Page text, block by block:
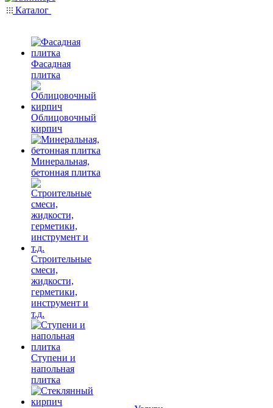
Каталог
Фасадная
плитка
Облицовочный
кирпич
Минеральная,
бетонная плитка
Строительные
смеси,
жидкости,
герметики,
инструмент и
т.д.
Ступени и
напольная
плитка